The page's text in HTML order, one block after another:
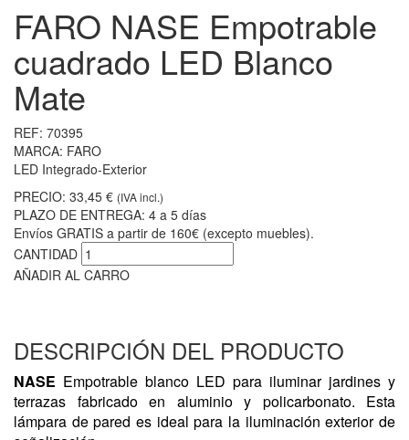
FARO NASE Empotrable
cuadrado LED Blanco
Mate
REF: 70395
MARCA: FARO
LED Integrado-Exterior
PRECIO: 33,45 € (IVA incl.)
PLAZO DE ENTREGA: 4 a 5 días
Envíos GRATIS a partir de 160€ (excepto muebles).
CANTIDAD
AÑADIR AL CARRO
DESCRIPCIÓN DEL PRODUCTO
NASE Empotrable blanco LED para iluminar jardines y
terrazas fabricado en aluminio y policarbonato. Esta
lámpara de pared es ideal para la iluminación exterior de